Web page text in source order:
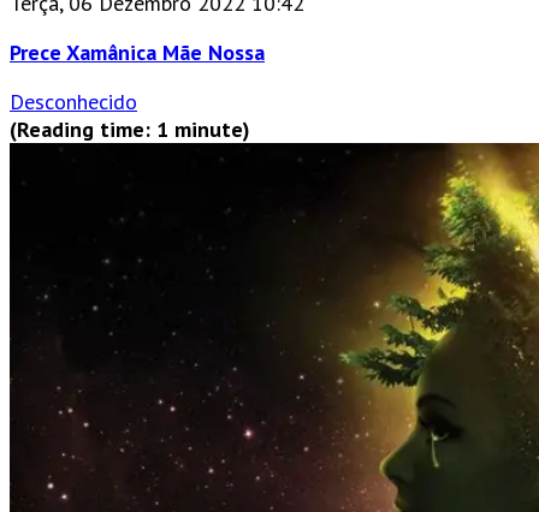
Prece Xamânica Mãe Nossa
Desconhecido
(Reading time: 1 minute)